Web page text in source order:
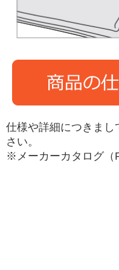
仕様や詳細につきま
さい。
※メーカーカタログ（